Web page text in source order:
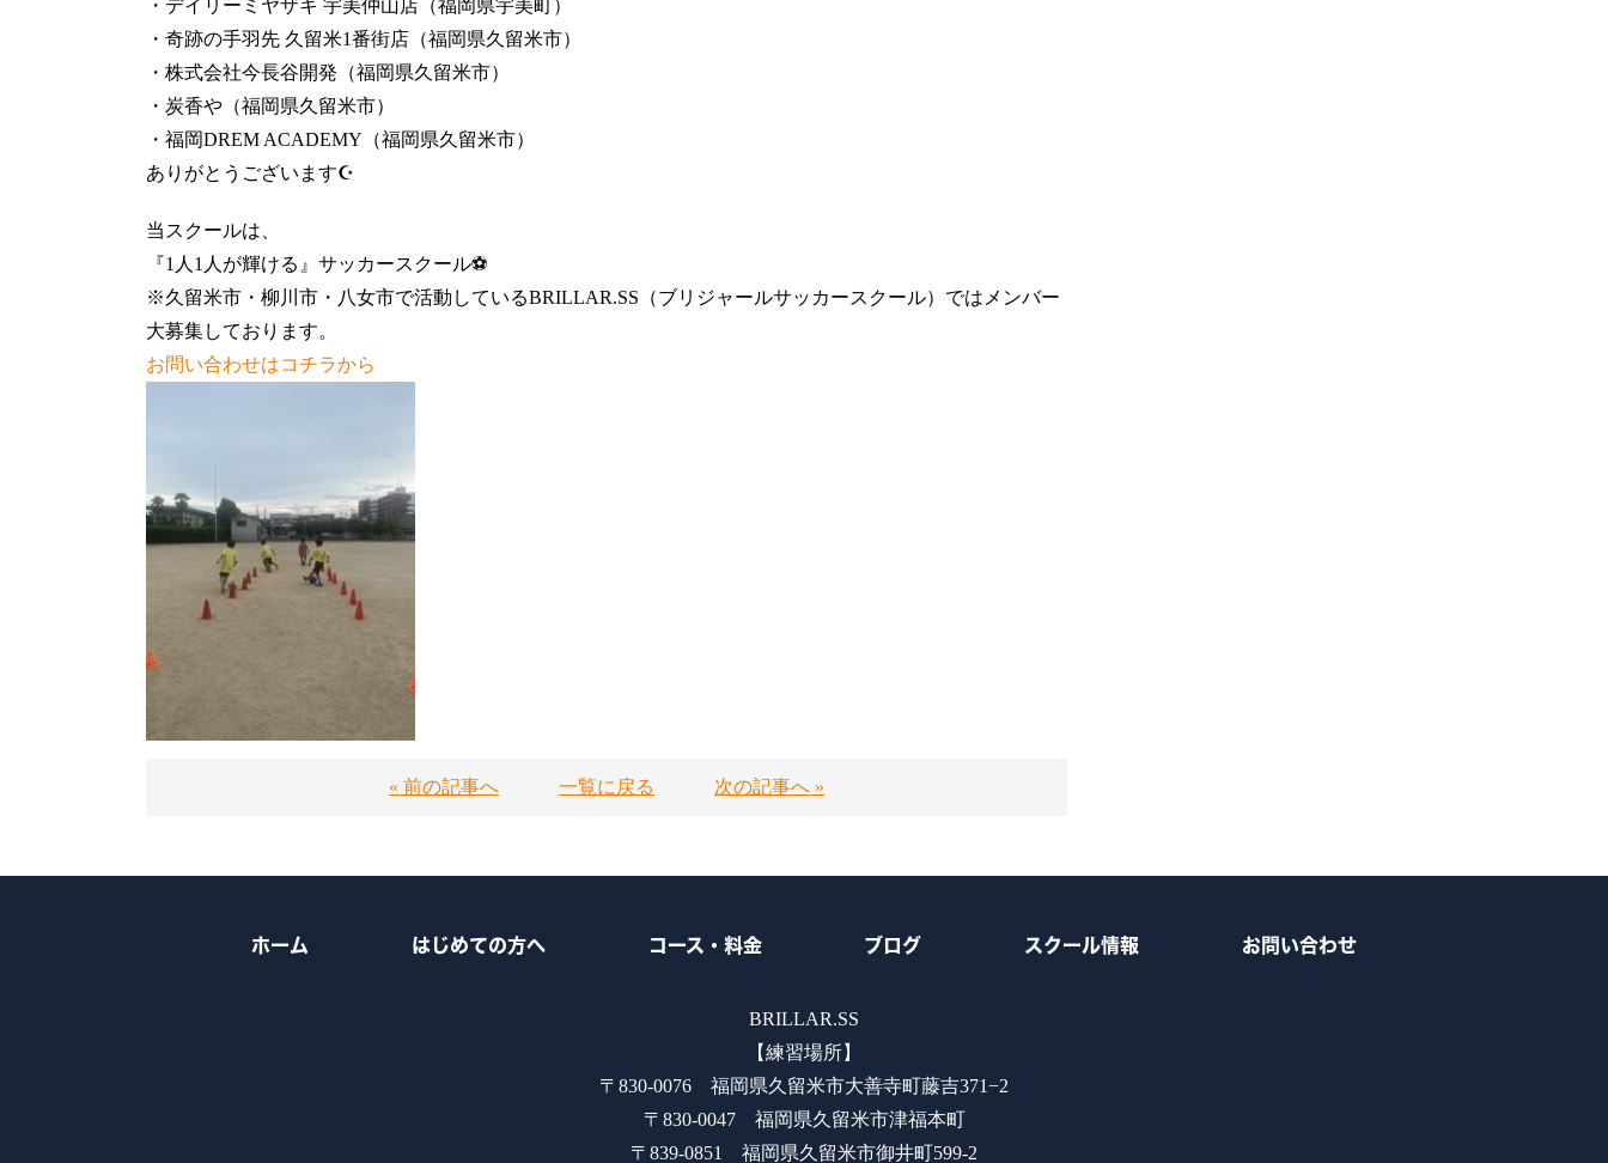
・デイリーミヤザキ 宇美仲山店（福岡県宇美町）
・奇跡の手羽先 久留米1番街店（福岡県久留米市）
・株式会社今長谷開発（福岡県久留米市）
・炭香や（福岡県久留米市）
・福岡DREM ACADEMY（福岡県久留米市）
ありがとうございます☪️
当スクールは、
『1人1人が輝ける』サッカースクール⚽️
※久留米市・柳川市・八女市で活動しているBRILLAR.SS（ブリジャールサッカースクール）ではメンバー
大募集しております。
お問い合わせはコチラから
« 前の記事へ 一覧に戻る 次の記事へ »
ホーム はじめての方へ コース・料金 ブログ スクール情報 お問い合わせ
BRILLAR.SS
【練習場所】
〒830-0076 福岡県久留米市大善寺町藤吉371−2
〒830-0047 福岡県久留米市津福本町
〒839-0851 福岡県久留米市御井町599-2